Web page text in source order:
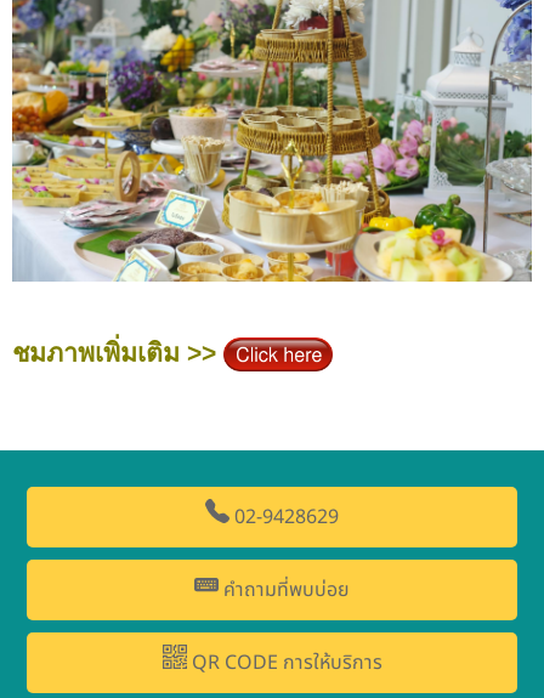
ชมภาพเพิ่มเติม >>
02-9428629
คำถามที่พบบ่อย
QR CODE การให้บริการ